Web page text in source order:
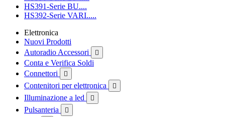
HS391-Serie BU....
HS392-Serie VARI.....
Elettronica
Nuovi Prodotti
Autoradio Accessori

Conta e Verifica Soldi
Connettori

Contenitori per elettronica 
Illuminazione a led 
Pulsanteria 